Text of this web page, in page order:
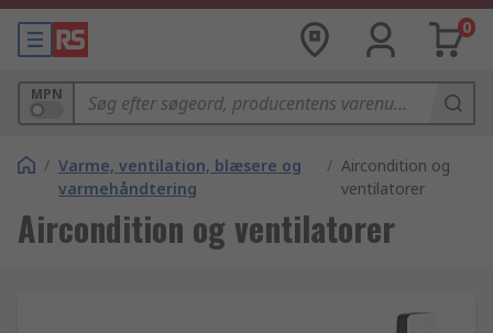
0
MPN
/ Varme, ventilation, blæsere og
varmehåndtering
/ Aircondition og
ventilatorer
Aircondition og ventilatorer